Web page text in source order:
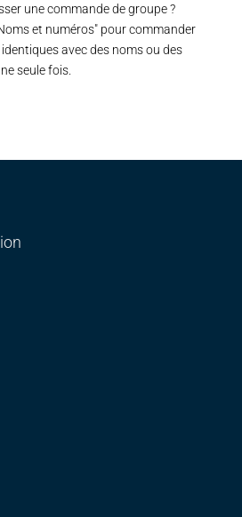
une commande de groupe ?
et numéros" pour commander
avec des noms ou des
seule fois.